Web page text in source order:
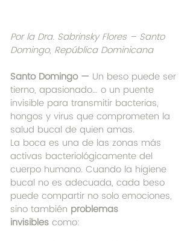
Por la Dra. Sabrinsky Flores – Santo
Domingo, República Dominicana
Santo Domingo — Un beso puede ser
tierno, apasionado… o un puente
invisible para transmitir bacterias,
hongos y virus que comprometen la
salud bucal de quien amas.
La boca es una de las zonas más
activas bacteriológicamente del
cuerpo humano. Cuando la higiene
bucal no es adecuada, cada beso
puede compartir no solo emociones,
sino también problemas
invisibles como: